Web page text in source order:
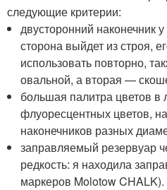
следующие критерии:
двусторонний наконечник
сторона выйдет из строя,
использовать повторно,
овальной, а вторая —
большая палитра цветов в
флуоресцентных цветов,
наконечников разных
заправляемый резервуар
редкость: я находила
маркеров Molotow CHALK).